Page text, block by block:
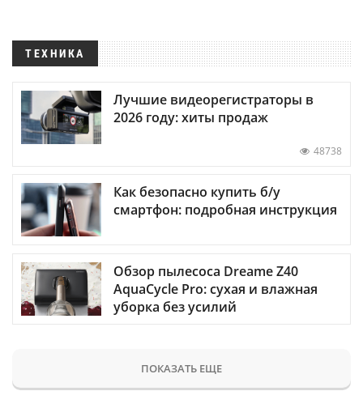
ТЕХНИКА
Лучшие видеорегистраторы в
2026 году: хиты продаж
48738
Как безопасно купить б/у
смартфон: подробная инструкция
Обзор пылесоса Dreame Z40
AquaCycle Pro: сухая и влажная
уборка без усилий
ПОКАЗАТЬ ЕЩЕ